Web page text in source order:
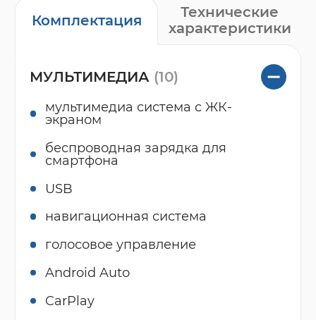
Комплектация
Технические
характеристики
МУЛЬТИМЕДИА (10)
мультимедиа система с ЖК-
экраном
беспроводная зарядка для
смартфона
USB
навигационная система
голосовое управление
Android Auto
CarPlay